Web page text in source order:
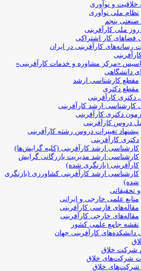
و نوآوری
نظام ملی نوآوری
صنعتی پنجم
روز ملی کارآفرینی
فضاهای کار اشتراکی
رسانه‌های کارآفرینی در ایران
«مرکز مشاوره و خدمات کارآفرینی»
دانشگاهی
مقطع کارشناسی ارشد
مقطع دکتری
دکتری کارآفرینی
کارشناسی ارشد کارآفرینی
دکتری کارآفرینی
دروس کارآفرینی
پیشنهاد تغییرات دروس رشته کارآفرینی
دکتری کارآفرینی
کارشناسی ارشد کارآفرینی (کلیه گرایش‌ها)
کارشناسی ارشد مدیریت بازرگانی گرایش
کارآفرینی (بازنگری شده)
کارشناسی ارشد کارآفرینی کشاورزی (بازنگری
شده)
تحقیقاتی
منابع علمی خارجی و ایرانی
مقاله‌های فارسی کارآفرینی
مقاله‌های خارجی کارآفرینی
نقشه جامع علمی کشور
دانشکده‌های کارآفرینی جهان
شرکت خلاق
شرکت‌های خلاق
شرکت‌های خلاق